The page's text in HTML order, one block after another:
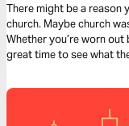
There might be a reason
church. Maybe church
Whether you’re worn
great time to see what
Stop Going to Church .